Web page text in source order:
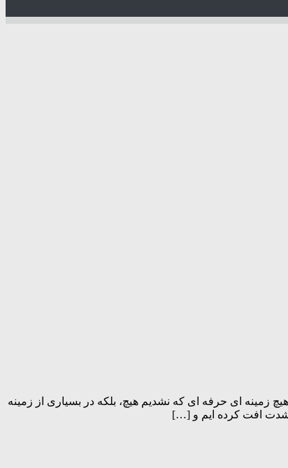
که بودیم. در هیچ زمینه ای حرفه ای که نشدیم هیچ، بلکه در بسیاری از زمینه
شدت افت کرده ایم و […]